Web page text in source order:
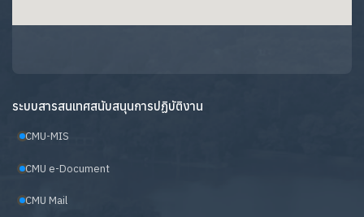
ระบบสารสนเทศสนับสนุนการปฏิบัติงาน
CMU-MIS
CMU e-Document
CMU Mail